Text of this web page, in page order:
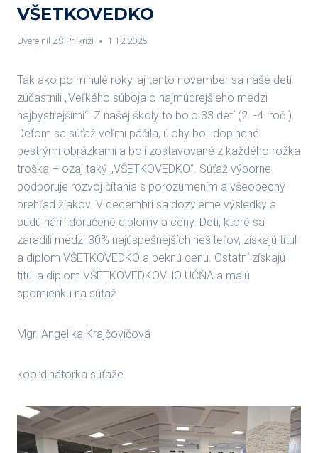
VŠETKOVEDKO
Uverejnil ZŠ Pri kríži 1.12.2025
Tak ako po minulé roky, aj tento november sa naše deti
zúčastnili „Veľkého súboja o najmúdrejšieho medzi
najbystrejšími“. Z našej školy to bolo 33 detí (2. -4. roč.).
Deťom sa súťaž veľmi páčila, úlohy boli doplnené
pestrými obrázkami a boli zostavované z každého rožka
troška – ozaj taký „VŠETKOVEDKO“. Súťaž výborne
podporuje rozvoj čítania s porozumením a všeobecný
prehľad žiakov. V decembri sa dozvieme výsledky a
budú nám doručené diplomy a ceny. Deti, ktoré sa
zaradili medzi 30% najúspešnejších riešiteľov, získajú titul
a diplom VŠETKOVEDKO a peknú cenu. Ostatní získajú
titul a diplom VŠETKOVEDKOVHO UČŇA a malú
spomienku na súťaž.
Mgr. Angelika Krajčovičová
koordinátorka súťaže